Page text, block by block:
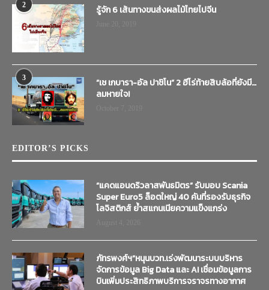
2 รู้จัก 6 เส้นทางขนส่งผลไม้ไทยไปจีน
3
“เช เกบารา-อัล ปาชิโน” 2 ฮีโร่ท้ายสิบล้อที่ยังมี…
ลมหายใจ!
EDITOR’S PICKS
“แคดแอนดริวลาสพันธมิตร” รับมอบ Scania
Super Euro5 ล็อตใหญ่ 40 คันที่รองรับธุรกิจ
โลจิสติกส์ ย้ำสแกนเนียความแข็งแกร่ง
ภัทรพงศ์ฯ”หนุนบวท.เร่งพัฒนาระบบบริหาร
จัดการข้อมูล Big Data และ AI เชื่อมข้อมูลการ
บินเพิ่มประสิทธิภาพบริการจราจรทางอากาศ